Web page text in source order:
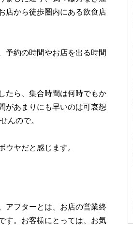
店から徒歩圏内にある飲食店
予約の時間やお店を出る時間
たら、集合時間は何時でもか
があまりにも早いのは可哀想
んので。
ヤだと感じます。
アフターとは、お店の営業終
す。お客様にとっては、お気